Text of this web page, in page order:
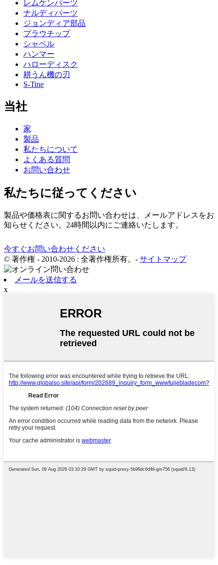
レムケンパーツ
ナルディパーツ
ジョンディア部品
プラウチップ
シャベル
ハンマー
ハローディスク
耕うん機の刃
S-Tine
当社
家
製品
私たちについて
よくある質問
お問い合わせ
私たちに従ってください
製品や価格表に関するお問い合わせは、メールアドレスをお
知らせください。24時間以内にご連絡いたします。
今すぐお問い合わせください
© 著作権 - 2010-2026 : 全著作権所有。 - サイトマップ
メールを送信する
x